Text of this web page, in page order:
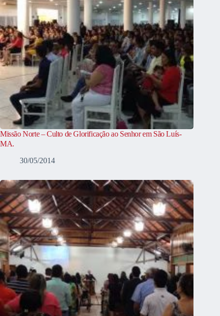
Missão Norte – Culto de Glorificação ao Senhor em São Luís-
MA.
30/05/2014